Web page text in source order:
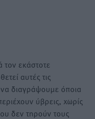
τον εκάστοτε
αυτές τις
διαγράψουμε όποια
ύβρεις, χωρίς
δεν τηρούν τους